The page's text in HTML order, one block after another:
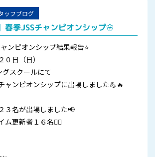
ッフブログ
春季JSSチャンピオンシップ🌸
ンピオンシップ結果報告⭐️
０日（日）
スクールにて
ャンピオンシップに出場しました💪🔥
３名が出場しました📢
ム更新者１６名✌🏻